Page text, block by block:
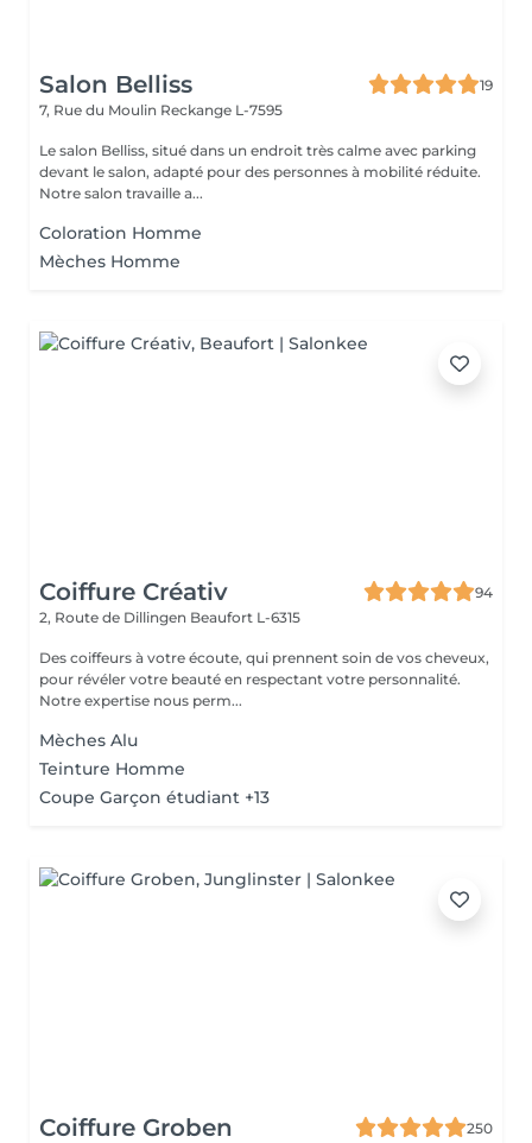
Salon Belliss
19
7, Rue du Moulin Reckange L-7595
Le salon Belliss, situé dans un endroit très calme avec parking
devant le salon, adapté pour des personnes à mobilité réduite.
Notre salon travaille a...
Coloration Homme
Mèches Homme
Coiffure Créativ
94
2, Route de Dillingen Beaufort L-6315
Des coiffeurs à votre écoute, qui prennent soin de vos cheveux,
pour révéler votre beauté en respectant votre personnalité.
Notre expertise nous perm...
Mèches Alu
Teinture Homme
Coupe Garçon étudiant +13
Coiffure Groben
250